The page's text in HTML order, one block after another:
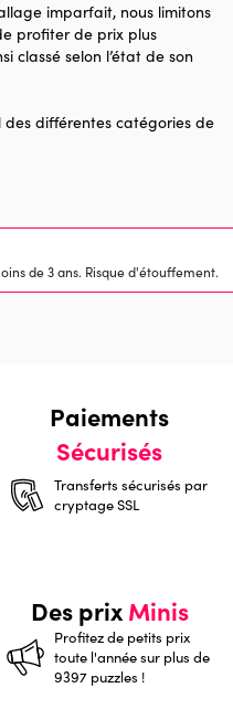
imparfait, nous limitons
profiter de prix plus
classé selon l’état de son
des différentes catégories de
de 3 ans. Risque d'étouffement.
Paiements
Sécurisés
Transferts sécurisés par
cryptage SSL
Des prixMinis
Profitez de petits prix
toute l'année sur plus de
9397 puzzles !